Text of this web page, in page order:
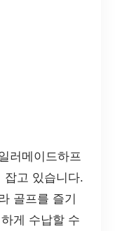
러메이드하프
잡고 있습니다.
골프를 즐기
게 수납할 수